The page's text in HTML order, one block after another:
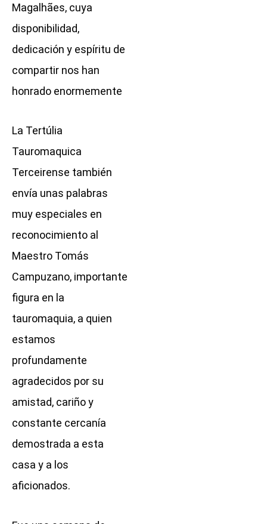
Magalhães, cuya
disponibilidad,
dedicación y espíritu de
compartir nos han
honrado enormemente
La Tertúlia
Tauromaquica
Terceirense también
envía unas palabras
muy especiales en
reconocimiento al
Maestro Tomás
Campuzano, importante
figura en la
tauromaquia, a quien
estamos
profundamente
agradecidos por su
amistad, cariño y
constante cercanía
demostrada a esta
casa y a los
aficionados.